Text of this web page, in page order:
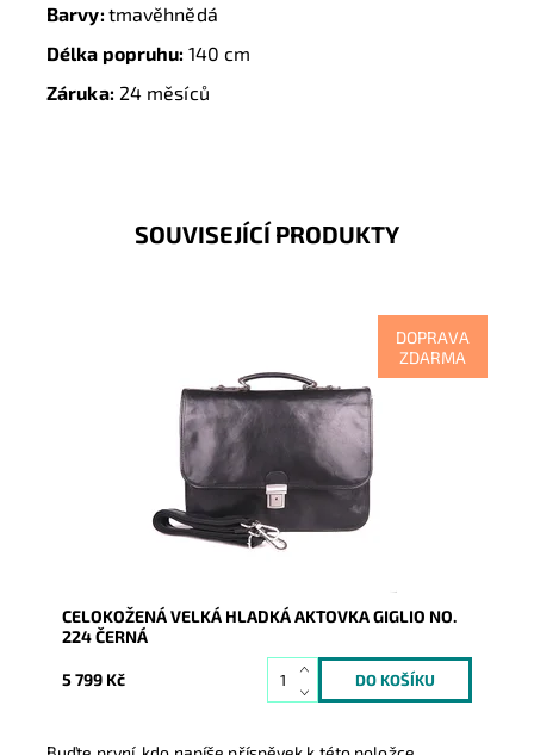
Barvy:tmavěhnědá
Délka popruhu: 140 cm
Záruka:24 měsíců
SOUVISEJÍCÍ PRODUKTY
DOPRAVA
ZDARMA
Velmi kvalitní kožená aktovka v nádherné černé barvě,
která nezklame žádného úspěšného muže.
Skladem
17116
Giglio
2 roky
CELOKOŽENÁ VELKÁ HLADKÁ AKTOVKA GIGLIO NO.
224 ČERNÁ
5 799 Kč